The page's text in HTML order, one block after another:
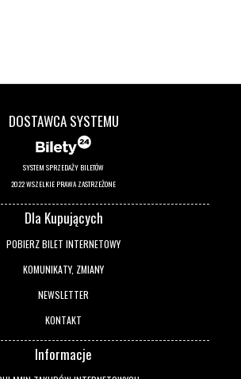
DOSTAWCA SYSTEMU
SYSTEM SPRZEDAŻY BILETÓW
2022 WSZELKIE PRAWA ZASTRZEŻONE
Dla Kupujących
POBIERZ BILET INTERNETOWY
KOMUNIKATY, ZMIANY
NEWSLETTER
KONTAKT
Informacje